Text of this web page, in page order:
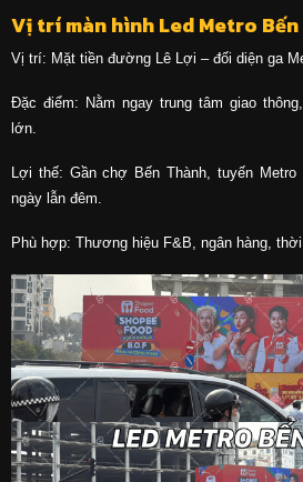
Vị trí màn hình Led Metro
Vị trí: Mặt tiền đường Lê Lợi – đối diện ga
Đặc điểm: Nằm ngay trung tâm giao
lớn.
Lợi thế: Gần chợ Bến Thành, tuyến
ngày lẫn đêm.
Phù hợp: Thương hiệu F&B, ngân hàng,